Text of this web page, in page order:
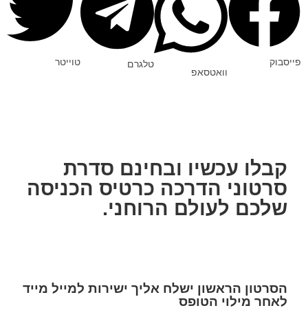
פייסבוק
וואטסאפ
טלגרם טוייטר
קבלו עכשיו ובחינם סדרת
סרטוני הדרכה כרטיס הכניסה
שלכם לעולם הרוחני.
הסרטון הראשון ישלח אליך ישירות למייל מייד
לאחר מילוי הטופס